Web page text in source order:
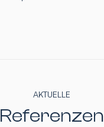
AKTUELLE
Referenzen